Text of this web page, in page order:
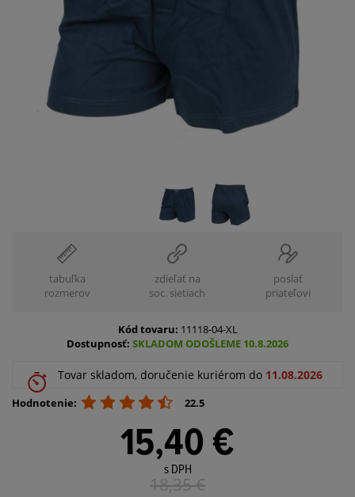
tabuľka
rozmerov
zdieľať na
soc. sietiach
poslať
priateľovi
Kód tovaru: 11118-04-XL
Dostupnosť: SKLADOM ODOŠLEME 10.8.2026
Tovar skladom, doručenie kuriérom do 11.08.2026
Hodnotenie: 22.5
15,40 €
s DPH
18,35€